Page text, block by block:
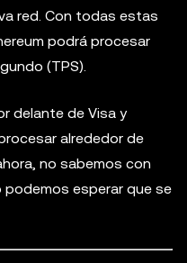
red. Con todas estas
podrá procesar
(TPS).
delante de Visa y
alrededor de
no sabemos con
esperar que se